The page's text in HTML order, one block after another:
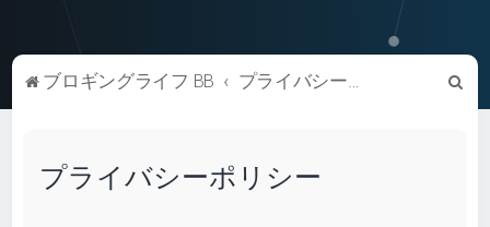
ブロギングライフ BB プライバシーポリシー
索
プライバシーポリシー